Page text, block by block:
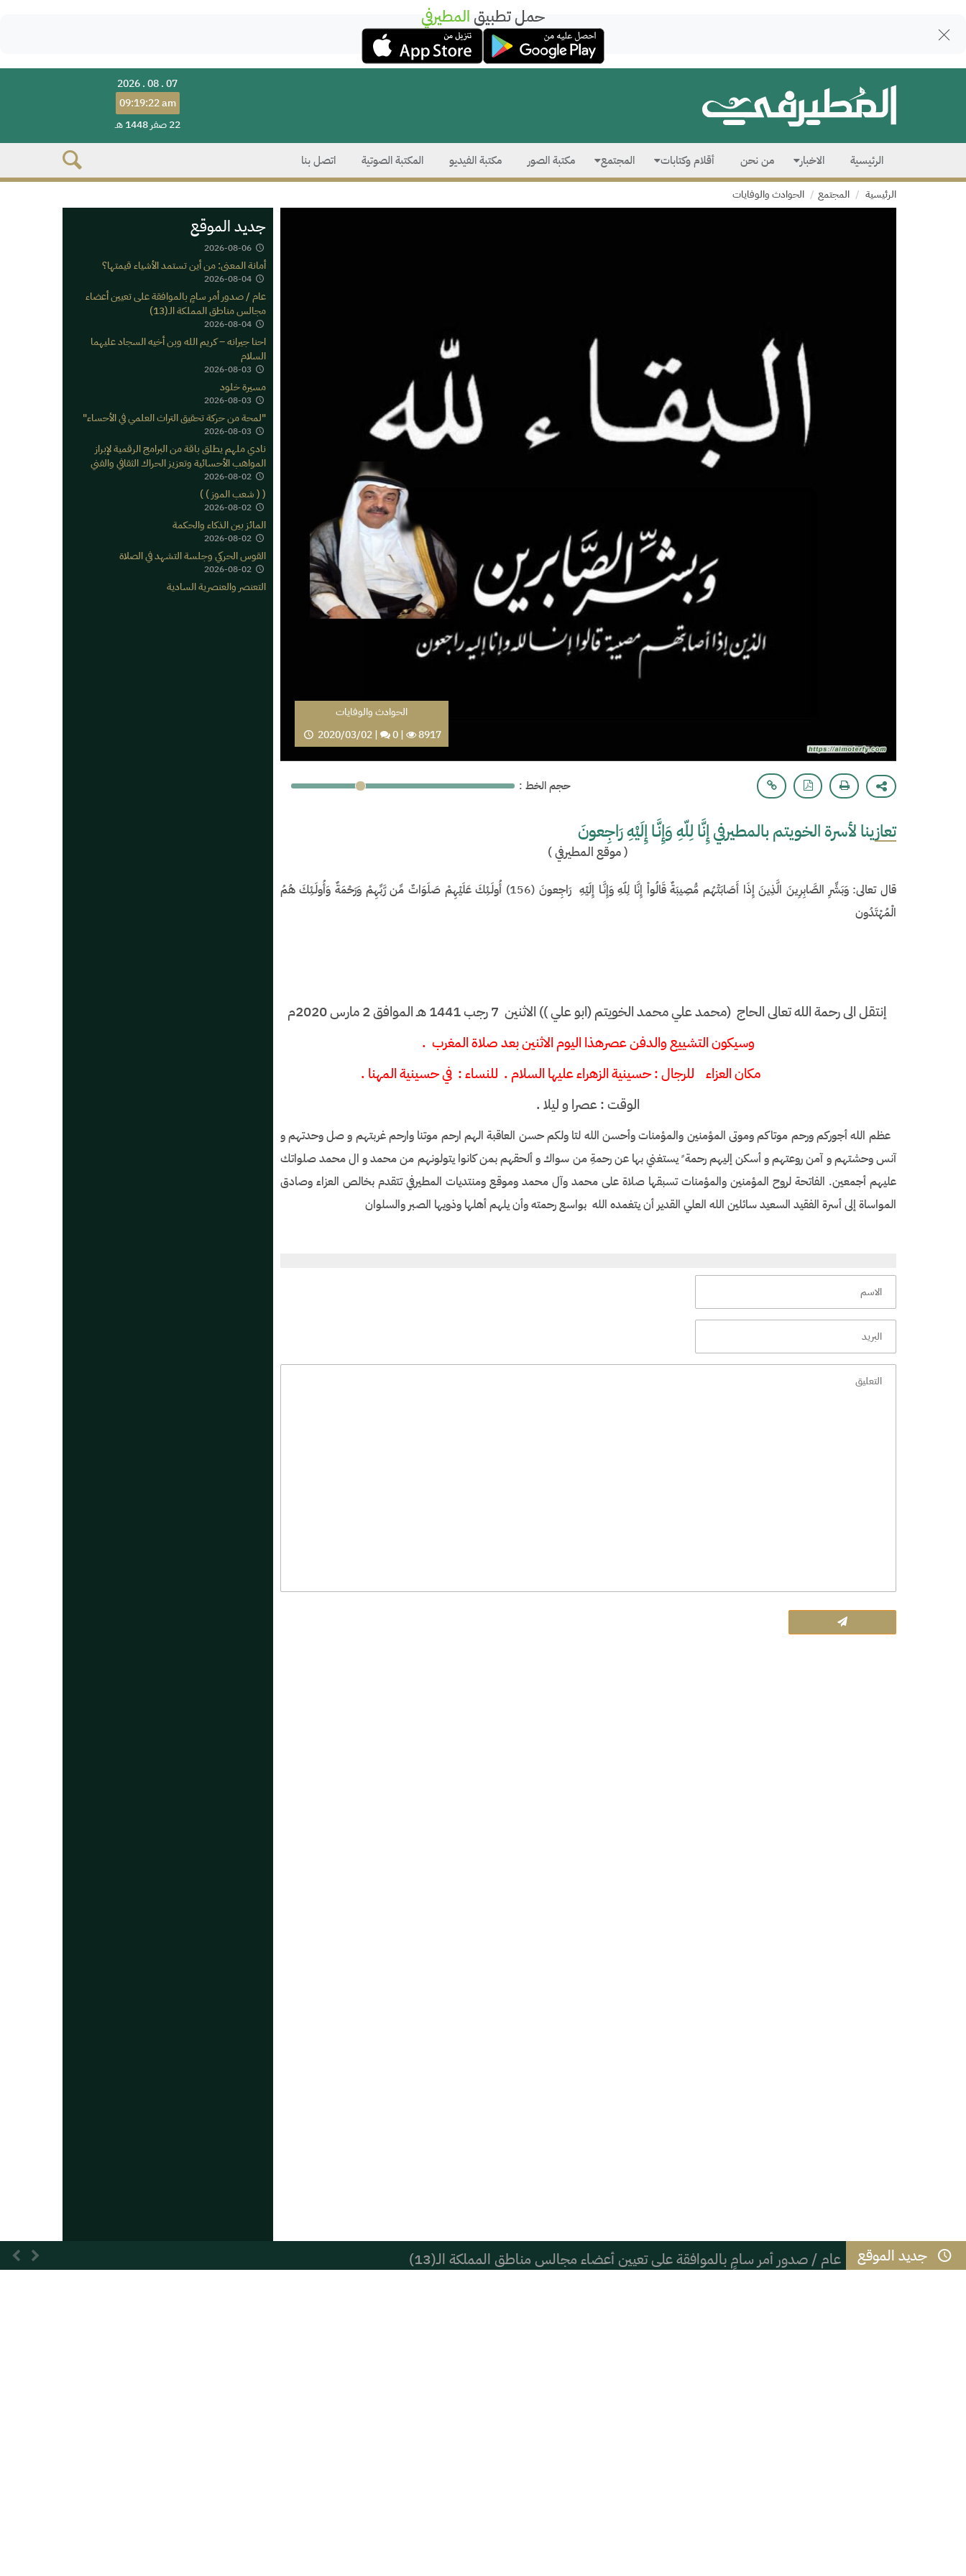
حمل تطبيقالمطيرفي
2026 . 08 . 07
09:19:22 am
22 صفر 1448 هـ
الرئيسية الاخبار من نحن أقلام وكتابات المجتمع مكتبة الصور مكتبة الفيديو المكتبة الصوتية اتصل بنا
الرئيسية المجتمع الحوادث والوفايات
الحوادث والوفايات
2020/03/02| 0| 8917
: حجم الخط
تعازينا لأسرة الخويتم بالمطيرفي إِنَّا لِلّهِ وَإِنَّـا إِلَيْهِ رَاجِعونَ
(موقع المطيرفي)
قال تعالى: وَبَشِّرِ الصَّابِرِينَ الَّذِينَ إِذَا أَصَابَتْهُم مُّصِيبَةٌ قَالُواْ إِنَّا لِلّهِ وَإِنَّـا إِلَيْهِ رَاجِعونَ (156) أُولَـئِكَ عَلَيْهِمْ صَلَوَاتٌ مِّن رَّبِّهِمْ وَرَحْمَةٌ وَأُولَـئِكَ هُمُ
الْمُهْتَدُون
إنتقل الى رحمة الله تعالى الحاج (محمد علي محمد الخويتم (ابو علي )) الاثنين 7 رجب 1441 هـ الموافق 2 مارس 2020م
وسيكون التشييع والدفن عصرهذا اليوم الاثنين بعد صلاة المغرب .
مكان العزاء للرجال : حسينية الزهراء عليها السلام . للنساء : في حسينية المهنا .
الوقت : عصرا و ليلا .
عظم الله أجوركم ورحم موتاكم وموتى المؤمنين والمؤمنات وأحسن الله لتا ولكم حسن العاقبة الهم ارحم موتنا وارحم غربتهم و صل وحدتهم و
آنس وحشتهم و آمن روعتهم و أسكن إليهم رحمة ً يستغني بها عن رحمةِ من سواك و ألحقهم بمن كانوا يتولونهم من محمد و ال محمد صلواتك
عليهم أجمعين. الفاتحة لروح المؤمنين والمؤمنات تسبقها صلاة على محمد وآل محمد وموقع ومنتديات المطيرفي تتقدم بخالص العزاء وصادق
المواساة إلى أسرة الفقيد السعيد سائلين الله العلي القدير أن يتغمده الله بواسع رحمته وأن يلهم أهلها وذويها الصبر والسلوان
جديد الموقع
2026-08-06
أمانة المعنى: من أين تستمد الأشياء قيمتها؟
2026-08-04
عام / صدور أمر سامٍ بالموافقة على تعيين أعضاء
مجالس مناطق المملكة الـ(13)
2026-08-04
احنا جيرانه – كريم الله وبن أخيه السجاد عليهما
السلام
2026-08-03
مسيرة خلود
2026-08-03
"لمحة من حركة تحقيق التراث العلمي في الأحساء"
2026-08-03
نادي ملهم يطلق باقة من البرامج الرقمية لإبراز
المواهب الأحسائية وتعزيز الحراك الثقافي والفني
2026-08-02
( ( شعب الموز ) )
2026-08-02
المائز بين الذكاء والحكمة
2026-08-02
القوس الحركي وجلسة التشهد في الصلاة
2026-08-02
التعنصر والعنصرية السادية
جديد الموقع
عام / صدور أمر سامٍ بالموافقة على تعيين أعضاء مجالس مناطق المملكة الـ(13)